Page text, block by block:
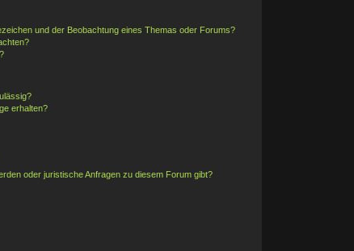
und der Beobachtung eines Themas oder Forums?
erhalten?
oder juristische Anfragen zu diesem Forum gibt?